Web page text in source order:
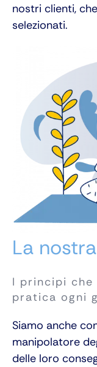
nostri clienti,
selezionati.
La
I principi
pratica ogni
Siamo anche
manipolatore
delle loro